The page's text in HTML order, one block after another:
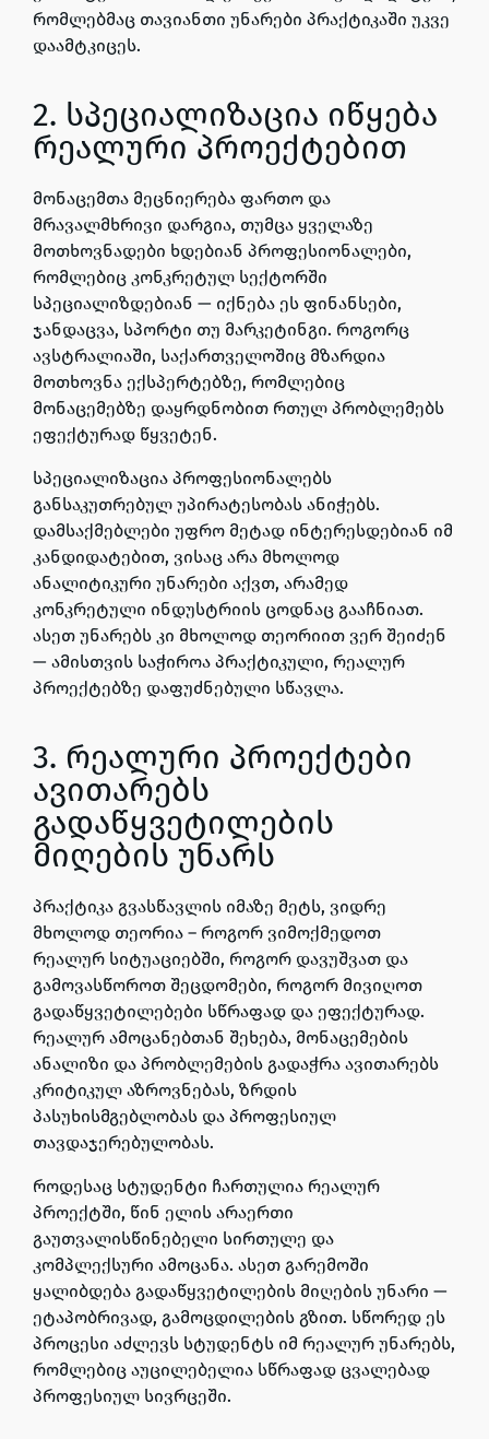
რომლებმაც თავიანთი უნარები პრაქტიკაში უკვე
დაამტკიცეს.
2. სპეციალიზაცია იწყება
რეალური პროექტებით
მონაცემთა მეცნიერება ფართო და
მრავალმხრივი დარგია, თუმცა ყველაზე
მოთხოვნადები ხდებიან პროფესიონალები,
რომლებიც კონკრეტულ სექტორში
სპეციალიზდებიან — იქნება ეს ფინანსები,
ჯანდაცვა, სპორტი თუ მარკეტინგი. როგორც
ავსტრალიაში, საქართველოშიც მზარდია
მოთხოვნა ექსპერტებზე, რომლებიც
მონაცემებზე დაყრდნობით რთულ პრობლემებს
ეფექტურად წყვეტენ.
სპეციალიზაცია პროფესიონალებს
განსაკუთრებულ უპირატესობას ანიჭებს.
დამსაქმებლები უფრო მეტად ინტერესდებიან იმ
კანდიდატებით, ვისაც არა მხოლოდ
ანალიტიკური უნარები აქვთ, არამედ
კონკრეტული ინდუსტრიის ცოდნაც გააჩნიათ.
ასეთ უნარებს კი მხოლოდ თეორიით ვერ შეიძენ
— ამისთვის საჭიროა პრაქტიკული, რეალურ
პროექტებზე დაფუძნებული სწავლა.
3. რეალური პროექტები
ავითარებს
გადაწყვეტილების
მიღების უნარს
პრაქტიკა გვასწავლის იმაზე მეტს, ვიდრე
მხოლოდ თეორია – როგორ ვიმოქმედოთ
რეალურ სიტუაციებში, როგორ დავუშვათ და
გამოვასწოროთ შეცდომები, როგორ მივიღოთ
გადაწყვეტილებები სწრაფად და ეფექტურად.
რეალურ ამოცანებთან შეხება, მონაცემების
ანალიზი და პრობლემების გადაჭრა ავითარებს
კრიტიკულ აზროვნებას, ზრდის
პასუხისმგებლობას და პროფესიულ
თავდაჯერებულობას.
როდესაც სტუდენტი ჩართულია რეალურ
პროექტში, წინ ელის არაერთი
გაუთვალისწინებელი სირთულე და
კომპლექსური ამოცანა. ასეთ გარემოში
ყალიბდება გადაწყვეტილების მიღების უნარი —
ეტაპობრივად, გამოცდილების გზით. სწორედ ეს
პროცესი აძლევს სტუდენტს იმ რეალურ უნარებს,
რომლებიც აუცილებელია სწრაფად ცვალებად
პროფესიულ სივრცეში.